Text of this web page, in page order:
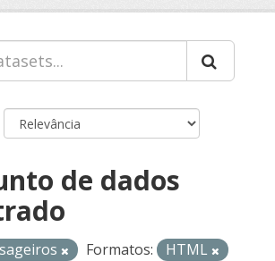
de dados
Formatos:
HTML